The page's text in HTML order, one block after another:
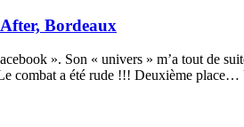
Bordeaux
». Son « univers » m’a tout de
combat a été rude !!! Deuxième place…